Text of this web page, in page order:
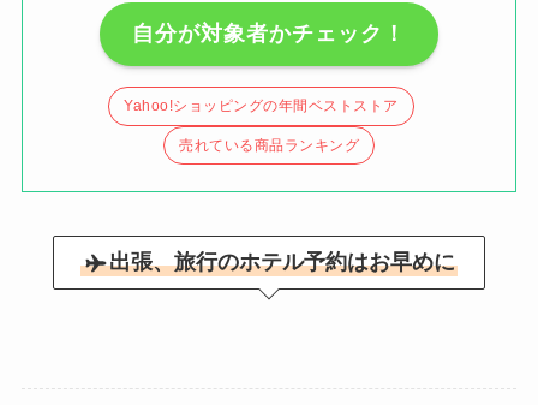
自分が対象者かチェック！
Yahoo!ショッピングの年間ベストストア
売れている商品ランキング
出張、旅行のホテル予約はお早めに